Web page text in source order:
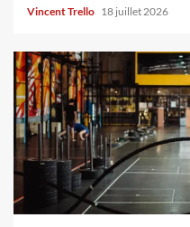
Vincent Trello 18 juillet 2026